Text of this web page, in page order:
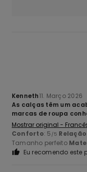
Kenneth11. Março 2026
As calças têm um
marcas de roupa
Mostrar original -
Conforto: 5 /5
Tamanho perfeito
Eu recomendo este